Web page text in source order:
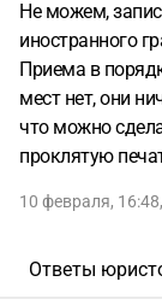
Не можем,
иностранного
Приема в
мест нет, они
что можно
проклятую
10 февраля, 16:48,
Ответы